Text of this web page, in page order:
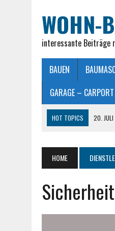
WOHN-
interessante Beiträge
BAUEN
GARAGE – CARPORT
HOT TOPICS 20.
25. JUNI 2026 |
23. JULI 2026
| SO
HOME
Sicherheit